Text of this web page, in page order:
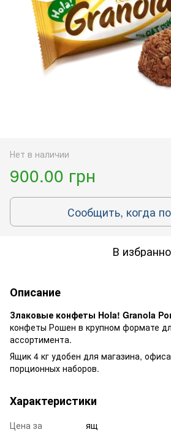
Нет в наличии
900.00 грн
Сообщить, когда
В
Описание
Злаковые конфеты Hola! Granola
конфеты Рошен в крупном формате
ассортимента.
Ящик 4 кг удобен для магазина,
порционных наборов.
Характеристики
Цена за
ящ